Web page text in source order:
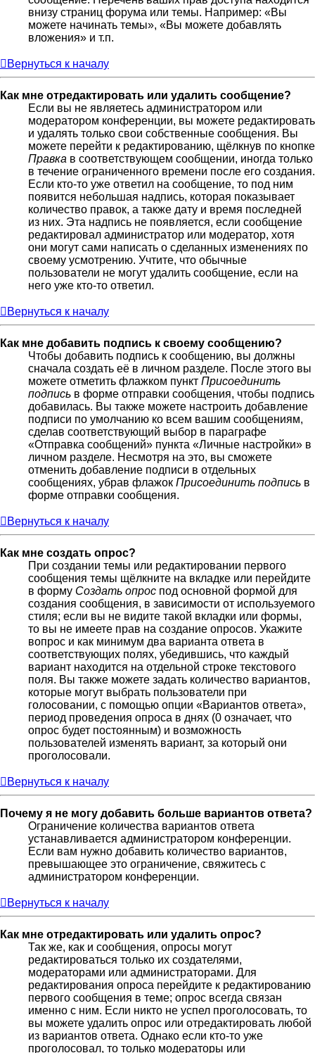
внизу страниц форума или темы. Например: «Вы
можете начинать темы», «Вы можете добавлять
вложения» и т.п.
Вернуться к началу
Как мне отредактировать или удалить сообщение?
Если вы не являетесь администратором или
модератором конференции, вы можете редактировать
и удалять только свои собственные сообщения. Вы
можете перейти к редактированию, щёлкнув по кнопке
Правка в соответствующем сообщении, иногда только
в течение ограниченного времени после его создания.
Если кто-то уже ответил на сообщение, то под ним
появится небольшая надпись, которая показывает
количество правок, а также дату и время последней
из них. Эта надпись не появляется, если сообщение
редактировал администратор или модератор, хотя
они могут сами написать о сделанных изменениях по
своему усмотрению. Учтите, что обычные
пользователи не могут удалить сообщение, если на
него уже кто-то ответил.
Вернуться к началу
Как мне добавить подпись к своему сообщению?
Чтобы добавить подпись к сообщению, вы должны
сначала создать её в личном разделе. После этого вы
можете отметить флажком пункт Присоединить
подпись в форме отправки сообщения, чтобы подпись
добавилась. Вы также можете настроить добавление
подписи по умолчанию ко всем вашим сообщениям,
сделав соответствующий выбор в параграфе
«Отправка сообщений» пункта «Личные настройки» в
личном разделе. Несмотря на это, вы сможете
отменить добавление подписи в отдельных
сообщениях, убрав флажок Присоединить подпись в
форме отправки сообщения.
Вернуться к началу
Как мне создать опрос?
При создании темы или редактировании первого
сообщения темы щёлкните на вкладке или перейдите
в форму Создать опрос под основной формой для
создания сообщения, в зависимости от используемого
стиля; если вы не видите такой вкладки или формы,
то вы не имеете прав на создание опросов. Укажите
вопрос и как минимум два варианта ответа в
соответствующих полях, убедившись, что каждый
вариант находится на отдельной строке текстового
поля. Вы также можете задать количество вариантов,
которые могут выбрать пользователи при
голосовании, с помощью опции «Вариантов ответа»,
период проведения опроса в днях (0 означает, что
опрос будет постоянным) и возможность
пользователей изменять вариант, за который они
проголосовали.
Вернуться к началу
Почему я не могу добавить больше вариантов ответа?
Ограничение количества вариантов ответа
устанавливается администратором конференции.
Если вам нужно добавить количество вариантов,
превышающее это ограничение, свяжитесь с
администратором конференции.
Вернуться к началу
Как мне отредактировать или удалить опрос?
Так же, как и сообщения, опросы могут
редактироваться только их создателями,
модераторами или администраторами. Для
редактирования опроса перейдите к редактированию
первого сообщения в теме; опрос всегда связан
именно с ним. Если никто не успел проголосовать, то
вы можете удалить опрос или отредактировать любой
из вариантов ответа. Однако если кто-то уже
проголосовал, то только модераторы или